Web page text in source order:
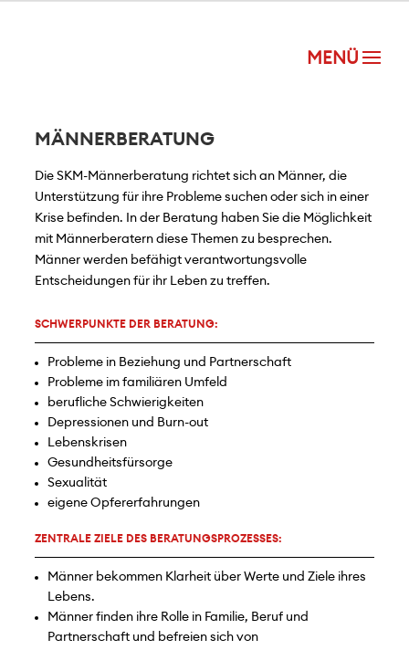
MÄNNERBERATUNG
Die SKM-Männerberatung richtet sich an Männer, die
Unterstützung für ihre Probleme suchen oder sich in einer
Krise befinden. In der Beratung haben Sie die Möglichkeit
mit Männerberatern diese Themen zu besprechen.
Männer werden befähigt verantwortungsvolle
Entscheidungen für ihr Leben zu treffen.
SCHWERPUNKTE DER BERATUNG:
Probleme in Beziehung und Partnerschaft
Probleme im familiären Umfeld
berufliche Schwierigkeiten
Depressionen und Burn-out
Lebenskrisen
Gesundheitsfürsorge
Sexualität
eigene Opfererfahrungen
ZENTRALE ZIELE DES BERATUNGSPROZESSES:
Männer bekommen Klarheit über Werte und Ziele ihres
Lebens.
Männer finden ihre Rolle in Familie, Beruf und
Partnerschaft und befreien sich von